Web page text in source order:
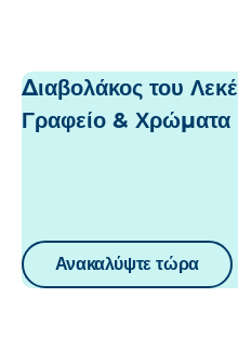
Διαβολάκος του Λεκέ
Γραφείο & Χρώματα
Ανακαλύψτε τώρα